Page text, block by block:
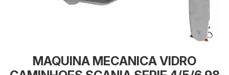
MAQUINA MECANICA VIDRO